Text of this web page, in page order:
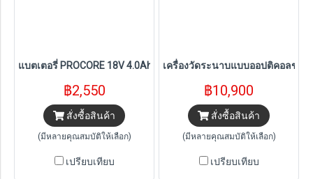
แบตเตอรี่ PROCORE 18V 4.0Ah-8.0Ah BOSCH (1600A028T)
฿2,550
สั่งซื้อสินค้า
(มีหลายคุณสมบัติให้เลือก)
เปรียบเทียบ
เครื่องวัดระนาบแบบออปติคอลขยา
฿10,900
สั่งซื้อสินค้า
(มีหลายคุณสมบัติให้เลือก)
เปรียบเทียบ